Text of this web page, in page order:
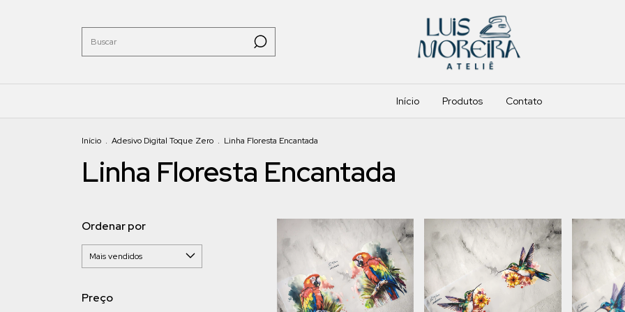
Início Produtos Contato
Início . Adesivo Digital Toque Zero . Linha Floresta Encantada
Linha Floresta Encantada
Ordenar por
Preço